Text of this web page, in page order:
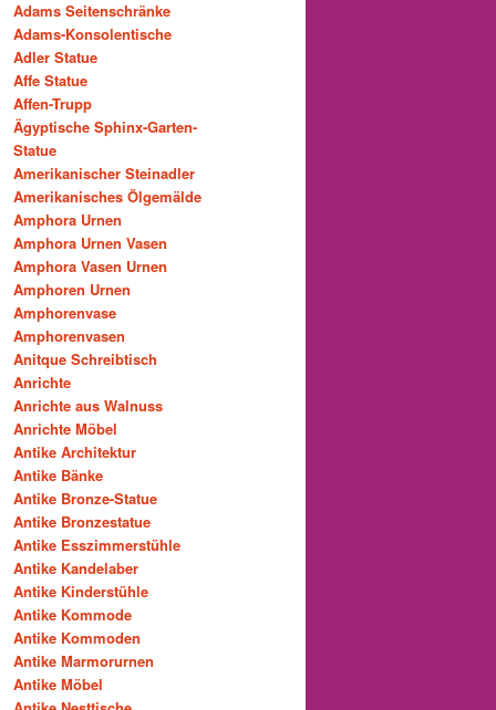
Adams Seitenschränke
Adams-Konsolentische
Adler Statue
Affe Statue
Affen-Trupp
Ägyptische Sphinx-Garten-
Statue
Amerikanischer Steinadler
Amerikanisches Ölgemälde
Amphora Urnen
Amphora Urnen Vasen
Amphora Vasen Urnen
Amphoren Urnen
Amphorenvase
Amphorenvasen
Anitque Schreibtisch
Anrichte
Anrichte aus Walnuss
Anrichte Möbel
Antike Architektur
Antike Bänke
Antike Bronze-Statue
Antike Bronzestatue
Antike Esszimmerstühle
Antike Kandelaber
Antike Kinderstühle
Antike Kommode
Antike Kommoden
Antike Marmorurnen
Antike Möbel